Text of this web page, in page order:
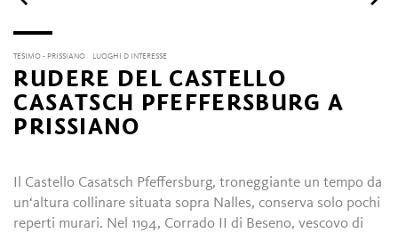
TESIMO - PRISSIANO LUOGHI D INTERESSE
RUDERE DEL CASTELLO
CASATSCH PFEFFERSBURG A
PRISSIANO
Il Castello Casatsch Pfeffersburg, troneggiante un tempo da
un‘altura collinare situata sopra Nalles, conserva solo pochi
reperti murari. Nel 1194, Corrado II di Beseno, vescovo di